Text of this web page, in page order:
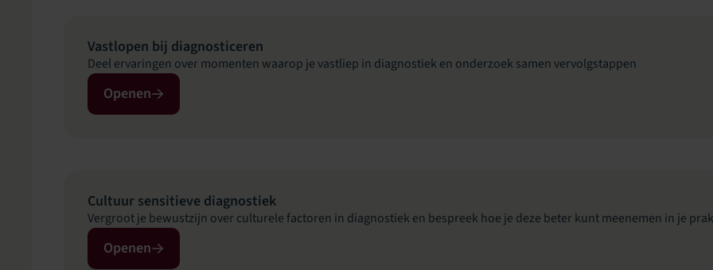
Vastlopen bij diagnosticeren
Deel ervaringen over momenten waarop je vastliep in diagnostiek en onderzoek samen vervolgstappen
Openen
Cultuur sensitieve diagnostiek
Vergroot je bewustzijn over culturele factoren in diagnostiek en bespreek hoe je deze beter kunt meenemen in je
Openen